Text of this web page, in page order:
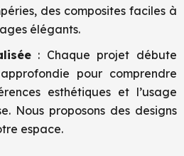
des composites faciles à
élégants.
: Chaque projet débute
pour comprendre
esthétiques et l’usage
Nous proposons des designs
espace.